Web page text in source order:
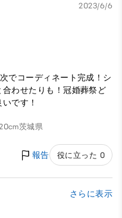
2023/6/6
でコーディネート完成！シ
わせたりも！冠婚葬祭ど
です！
茨城県
報告 役に立った 0
さらに表示